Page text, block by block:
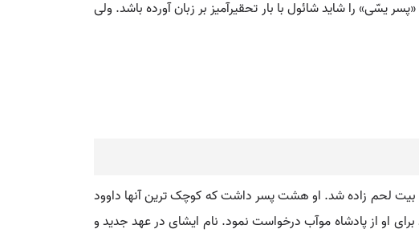
یسّی» را شاید شائول با بار تحقیرآمیز بر زبان آورده باشد. ولی
لحم زاده شد. او هشت پسر داشت که کوچک ترین آنها داوود
او از پادشاه موآب درخواست نمود. نام ایشای در عهد جدید و